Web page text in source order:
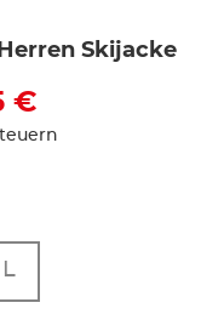
Skijacke
€
L